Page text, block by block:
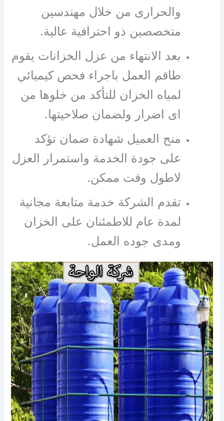
والحرارى من خلال مهندسين
متخصصين ذو احترافية عالية.
بعد الانتهاء من عزل الخزانات يقوم
طاقم العمل باجراء فحص كيميائي
لمياه الخزان للتأكد من خلوها من
اى اضرار ولضمان صلاحيتها.
منح العميل شهادة ضمان تؤكد
على جودة الخدمة واستمرار العزل
لاطول وقت ممكن.
تقدم الشركة خدمة متابعة مجانية
لمدة عام للاطمئنان على الخزان
ومدى جوده العمل.